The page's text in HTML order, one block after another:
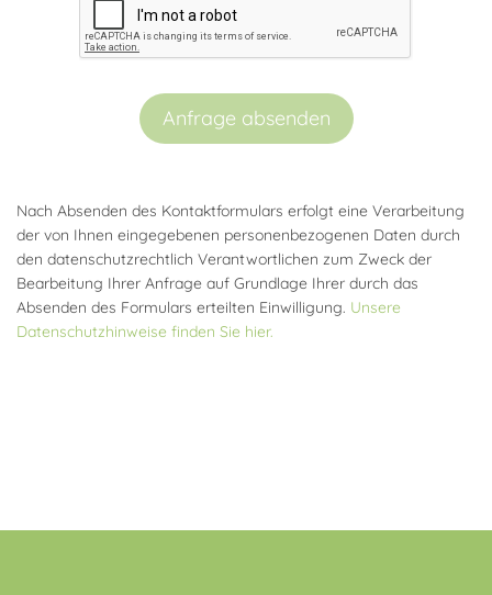
Anfrage absenden
Nach Absenden des Kontaktformulars erfolgt eine Verarbeitung
der von Ihnen eingegebenen personenbezogenen Daten durch
den datenschutzrechtlich Verantwortlichen zum Zweck der
Bearbeitung Ihrer Anfrage auf Grundlage Ihrer durch das
Absenden des Formulars erteilten Einwilligung. Unsere
Datenschutzhinweise finden Sie hier.